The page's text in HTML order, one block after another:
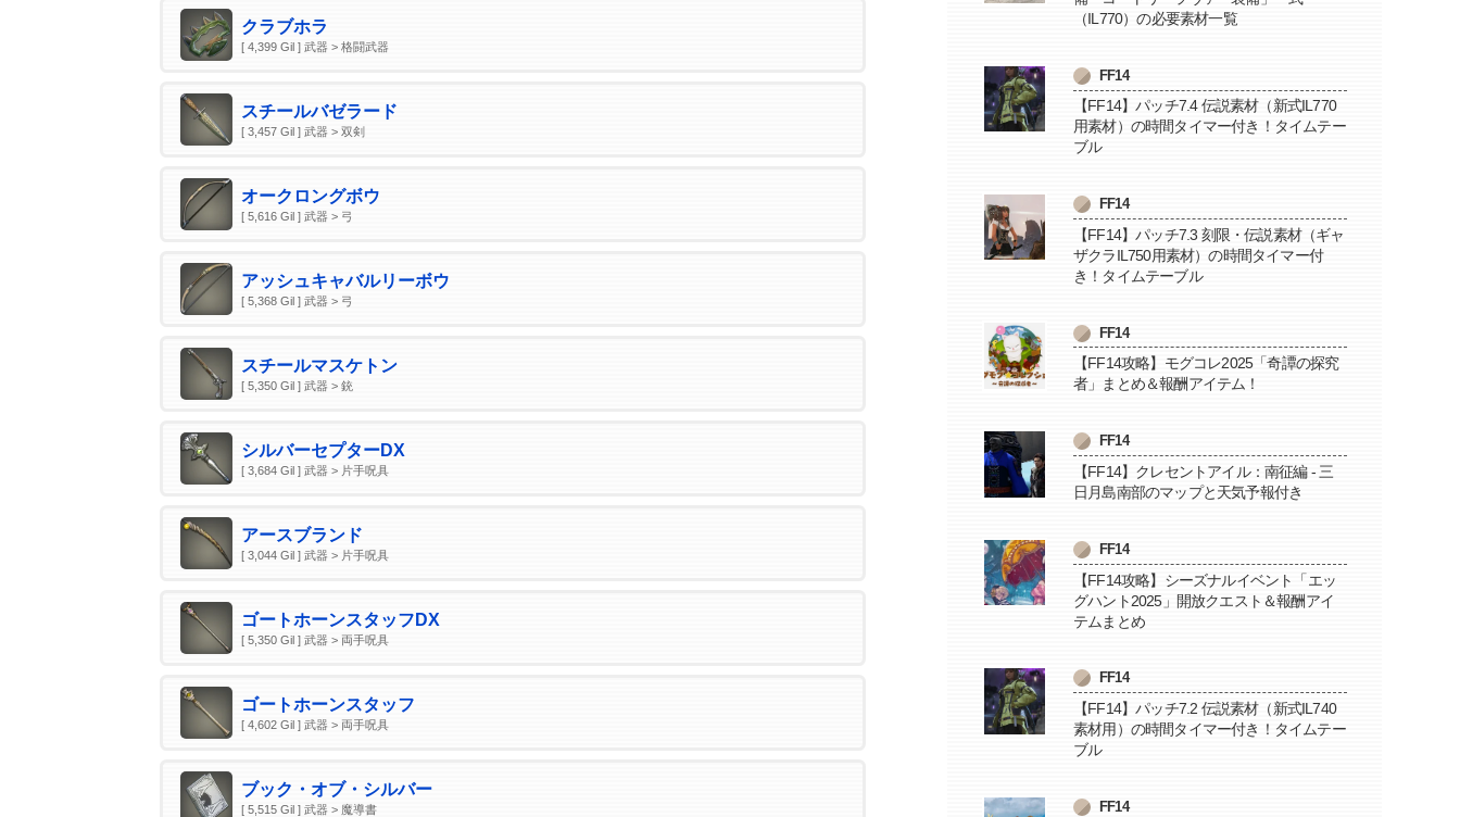
クラブホラ
[ 4,399 Gil ] 武器 > 格闘武器
スチールバゼラード
[ 3,457 Gil ] 武器 > 双剣
オークロングボウ
[ 5,616 Gil ] 武器 > 弓
アッシュキャバルリーボウ
[ 5,368 Gil ] 武器 > 弓
スチールマスケトン
[ 5,350 Gil ] 武器 > 銃
シルバーセプターDX
[ 3,684 Gil ] 武器 > 片手呪具
アースブランド
[ 3,044 Gil ] 武器 > 片手呪具
ゴートホーンスタッフDX
[ 5,350 Gil ] 武器 > 両手呪具
ゴートホーンスタッフ
[ 4,602 Gil ] 武器 > 両手呪具
ブック・オブ・シルバー
[ 5,515 Gil ] 武器 > 魔導書
（IL770）の必要素材一覧
FF14
【FF14】パッチ7.4 伝説素材（新式IL770
用素材）の時間タイマー付き！タイムテー
ブル
FF14
【FF14】パッチ7.3 刻限・伝説素材（ギャ
ザクラIL750用素材）の時間タイマー付
き！タイムテーブル
FF14
【FF14攻略】モグコレ2025「奇譚の探究
者」まとめ＆報酬アイテム！
FF14
【FF14】クレセントアイル：南征編 - 三
日月島南部のマップと天気予報付き
FF14
【FF14攻略】シーズナルイベント「エッ
グハント2025」開放クエスト＆報酬アイ
テムまとめ
FF14
【FF14】パッチ7.2 伝説素材（新式IL740
素材用）の時間タイマー付き！タイムテー
ブル
FF14